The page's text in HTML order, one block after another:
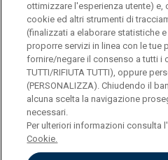
© Università Cattolica del
Largo A. Gemelli 1, 20123
PI 02133120150
ENGLISH
ottimizzare l'esperienza utente) e,
cookie ed altri strumenti di
(finalizzati a elaborare statistiche
proporre servizi in linea con le tue
fornire/negare il consenso a tutti i
TUTTI/RIFIUTA TUTTI), oppure
(PERSONALIZZA). Chiudendo il
alcuna scelta la navigazione
necessari.
Per ulteriori informazioni consulta l'
Cookie.